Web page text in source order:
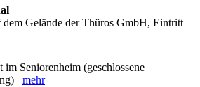
dem Gelände der Thüros GmbH, Eintritt
im Seniorenheim (geschlossene
mehr